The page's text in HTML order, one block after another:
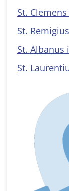
St.
St.
St. Albanus
St.